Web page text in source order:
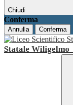
Chiudi
Conferma
Annulla Conferma
Statale Wiligelmo